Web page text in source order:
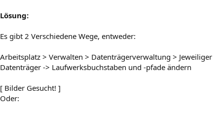
Lösung:
Es gibt 2 Verschiedene Wege, entweder:
Arbeitsplatz > Verwalten > Datenträgerverwaltung > Jeweiliger
Datenträger -> Laufwerksbuchstaben und -pfade ändern
[ Bilder Gesucht! ]
Oder: